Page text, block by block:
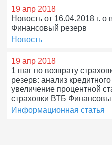
19 апр 2018
Новость от 16.04.2018 г. о
Финансовый резерв
Новость
19 апр 2018
1 шаг по возврату
резерв: анализ
увеличение процентной
страховки ВТБ
Информационная статья